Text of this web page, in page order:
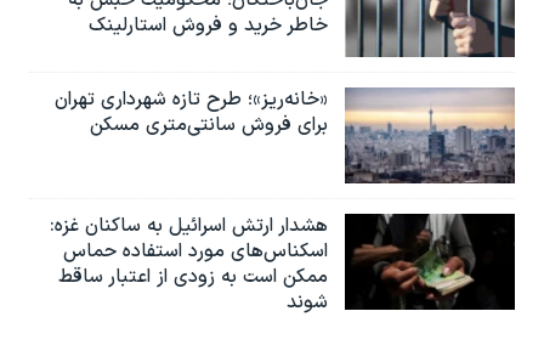
خاطر خرید و فروش استارلینک
«خانه‌ریز»؛ طرح تازه شهرداری تهران
برای فروش سانتی‌متری مسکن
هشدار ارتش اسرائیل به ساکنان غزه:
اسکناس‌های مورد استفاده حماس
ممکن است به‌ زودی از اعتبار ساقط
شوند